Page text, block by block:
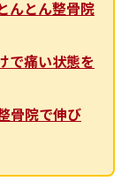
んとん整骨院
で痛い状態を
骨院で伸び